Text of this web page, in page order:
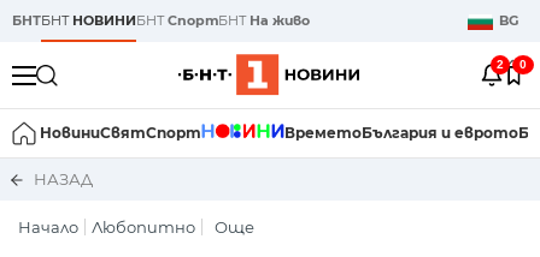
БНТБНТ НОВИНИБНТСпортБНТ На живо BG
2 0
НовиниСвятСпорт ВреметоБългария и еврото
НАЗАД
Начало Любопитно Още